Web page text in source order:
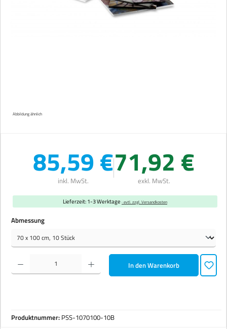
Abbildung ähnlich
85,59 €
inkl. MwSt.
71,92 €
exkl. MwSt.
Lieferzeit: 1-3 Werktage · evtl. zzgl. Versandkosten
Abmessungauswählen
Produkt Anzahl: Gib den gewünschten Wert ein oder benutze die Schaltflächen um die Anzahl zu
In den Warenkorb
Produktnummer: PSS-1070100-10B